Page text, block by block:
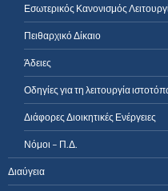
Εσωτερικός Κανονισμός
Πειθαρχικό Δίκαιο
Άδειες
Οδηγίες για τη λειτουργία
Διάφορες Διοικητικές Ενέργειες
Νόμοι – Π.Δ.
Διαύγεια